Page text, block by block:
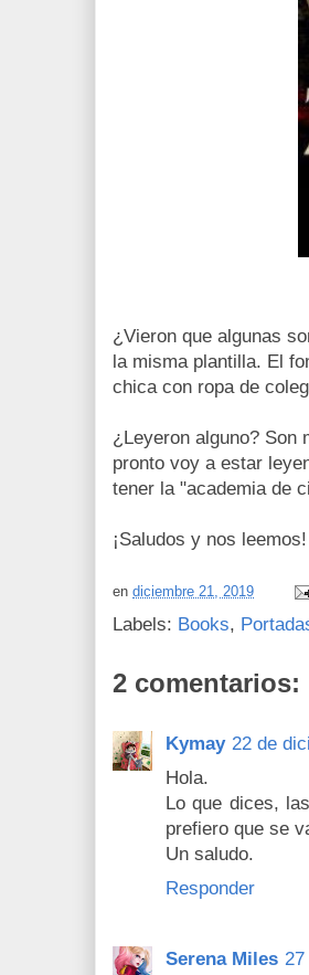
¿Vieron que algunas
la misma plantilla. El
chica con ropa de
¿Leyeron alguno? Son
pronto voy a estar
tener la "academia de
¡Saludos y nos leemos!
en diciembre 21, 2019
Labels: Books,
2 comentarios:
Kymay 22 de
Hola.
Lo que dices,
prefiero que se
Un saludo.
Responder
Serena Miles